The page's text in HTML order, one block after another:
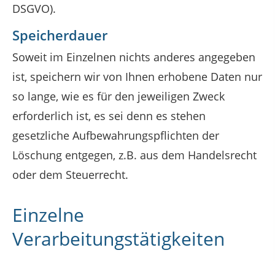
DSGVO).
Speicherdauer
Soweit im Einzelnen nichts anderes angegeben
ist, speichern wir von Ihnen erhobene Daten nur
so lange, wie es für den jeweiligen Zweck
erforderlich ist, es sei denn es stehen
gesetzliche Aufbewahrungspflichten der
Löschung entgegen, z.B. aus dem Handelsrecht
oder dem Steuerrecht.
Einzelne
Verarbeitungstätigkeiten